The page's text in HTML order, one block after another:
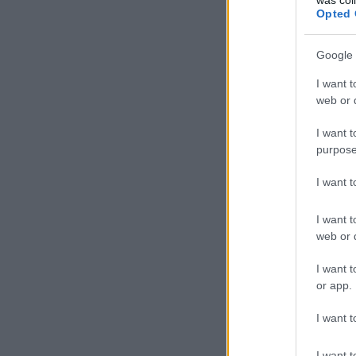
Opted
Google
I want
web or
I want
I want
I want
web or
I want
or app.
I want